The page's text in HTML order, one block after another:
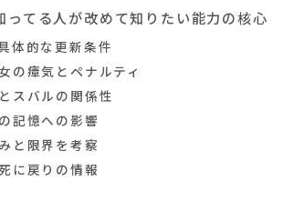
ってる人が改めて知りたい能力の核心
体的な更新条件
の瘴気とペナルティ
スバルの関係性
記憶への影響
と限界を考察
に戻りの情報